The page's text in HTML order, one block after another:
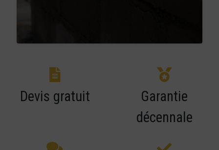
Devis gratuit
Garantie
décennale